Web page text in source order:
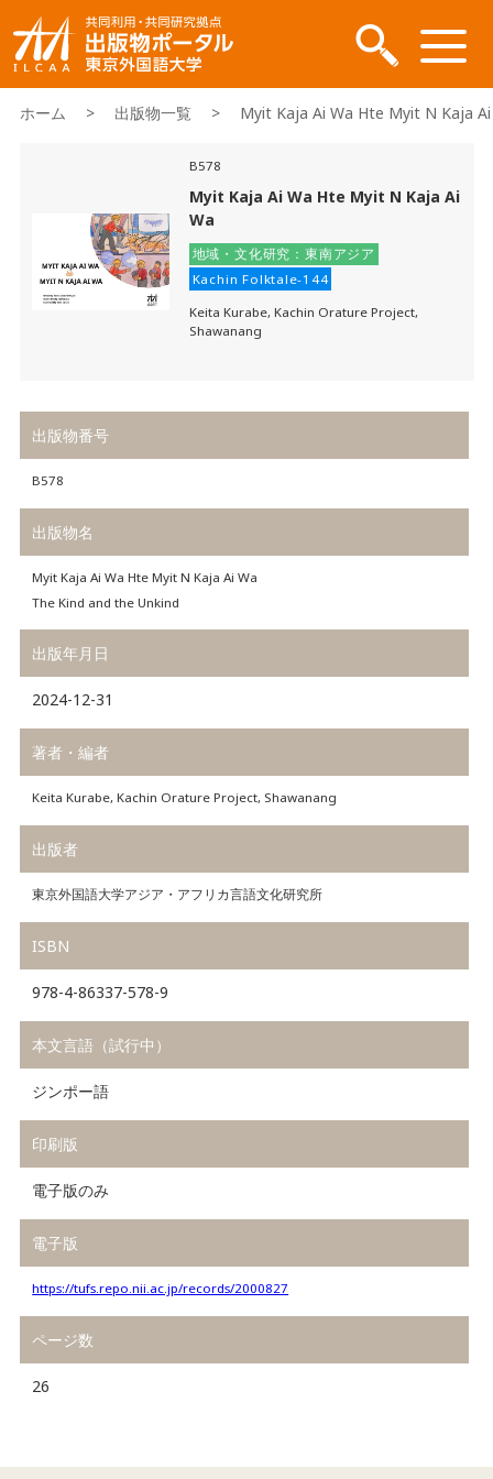
ホーム > 出版物一覧 > Myit Kaja Ai Wa Hte Myit N Kaja Ai
B578
Myit Kaja Ai Wa Hte Myit N Kaja Ai
Wa
地域・文化研究：東南アジア
Kachin Folktale-144
Keita Kurabe, Kachin Orature Project,
Shawanang
出版物番号
B578
出版物名
Myit Kaja Ai Wa Hte Myit N Kaja Ai Wa
The Kind and the Unkind
出版年月日
2024-12-31
著者・編者
Keita Kurabe, Kachin Orature Project, Shawanang
出版者
東京外国語大学アジア・アフリカ言語文化研究所
ISBN
978-4-86337-578-9
本文言語（試行中）
ジンポー語
印刷版
電子版のみ
電子版
https://tufs.repo.nii.ac.jp/records/2000827
ページ数
26